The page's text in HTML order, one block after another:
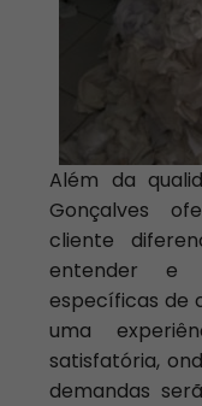
Além da
Gonçalves
cliente
entender e
específicas de
uma
satisfatória,
demandas